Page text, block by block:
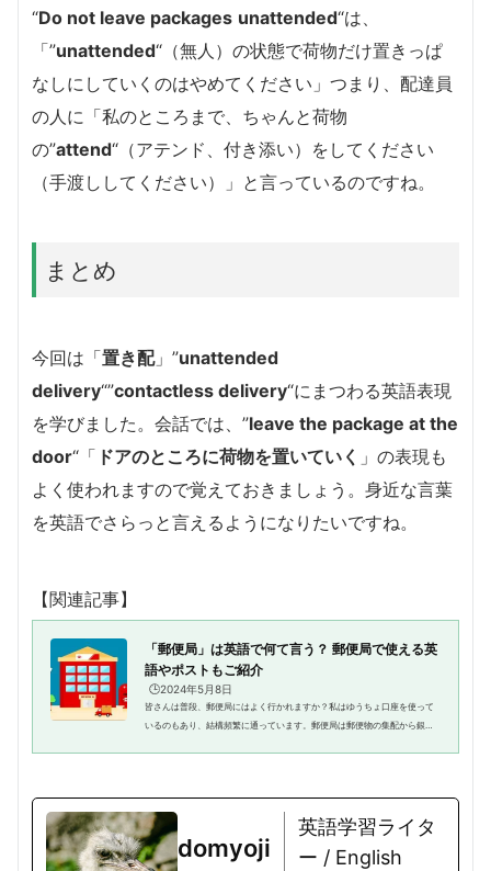
“Do not leave packages unattended“は、
「”unattended“（無人）の状態で荷物だけ置きっぱ
なしにしていくのはやめてください」つまり、配達員
の人に「私のところまで、ちゃんと荷物
の”attend“（アテンド、付き添い）をしてください
（手渡ししてください）」と言っているのですね。
まとめ
今回は「置き配」”unattended
delivery“”contactless delivery“にまつわる英語表現
を学びました。会話では、”leave the package at the
door“「 ドアのところに荷物を置いていく 」の表現も
よく使われますので覚えておきましょう。身近な言葉
を英語でさらっと言えるようになりたいですね。
【関連記事】
「郵便局」は英語で何て言う？ 郵便局で使える英
語やポストもご紹介
🕒️2024年5月8日
皆さんは普段、郵便局にはよく行かれますか？私はゆうちょ口座を使って
いるのもあり、結構頻繁に通っています。郵便局は郵便物の集配から銀行
domyoji
英語学習ライタ
ー / English